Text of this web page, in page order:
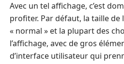
Avec un tel affichage, c’est
profiter. Par défaut, la taille de
« normal » et la plupart des
l’affichage, avec de gros
d’interface utilisateur qui